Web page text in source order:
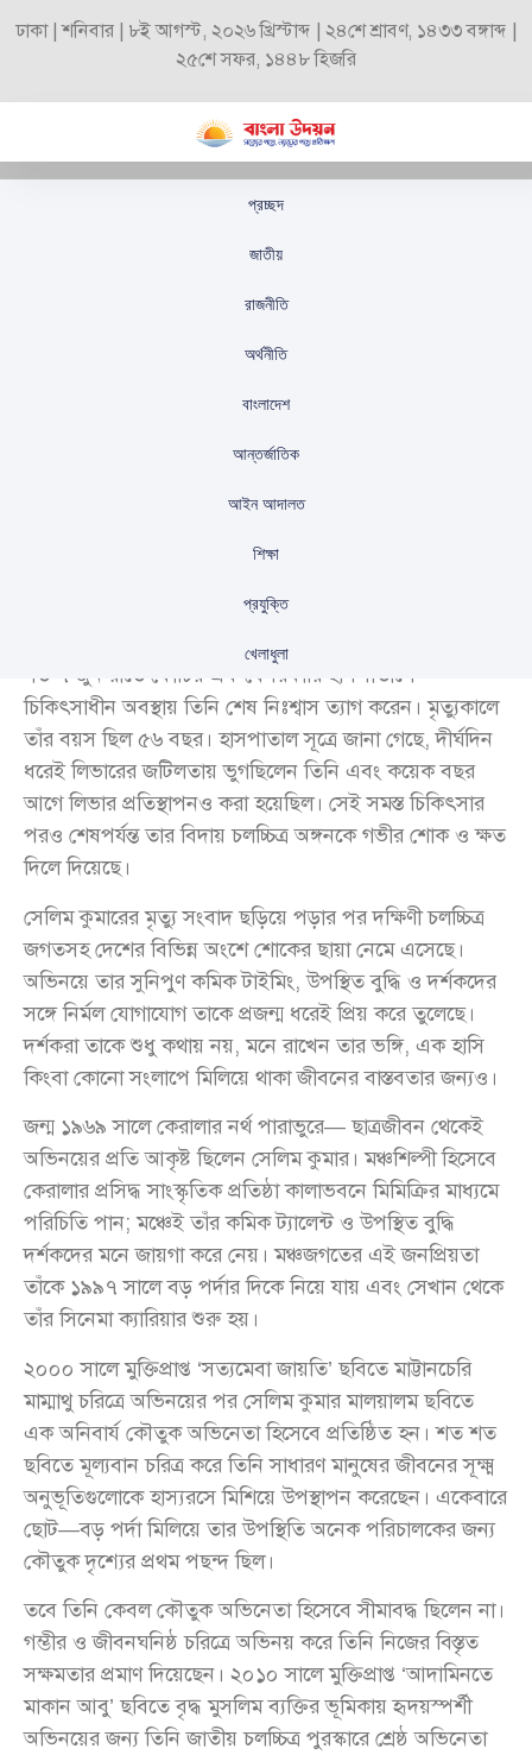
ঢাকা | শনিবার | ৮ই আগস্ট, ২০২৬ খ্রিস্টাব্দ | ২৪শে শ্রাবণ, ১৪৩৩ বঙ্গাব্দ |
২৫শে সফর, ১৪৪৮ হিজরি
প্রচ্ছদ
জাতীয়
রাজনীতি
অর্থনীতি
বাংলাদেশ
আন্তর্জাতিক
আইন আদালত
শিক্ষা
প্রযুক্তি
খেলাধুলা
মালয়ালম অভিনেতা ও ‘মিম
কিং’ সেলিম কুমার আর নেই
প্রকাশিতঃজুন ৭, ২০২৬
ভারতের জনপ্রিয় মালয়ালম অভিনেতা সেলিম কুমার আর নেই।
গত ৭ জুন রাতে কোচির এক বেসরকারি হাসপাতালে
চিকিৎসাধীন অবস্থায় তিনি শেষ নিঃশ্বাস ত্যাগ করেন। মৃত্যুকালে
তাঁর বয়স ছিল ৫৬ বছর। হাসপাতাল সূত্রে জানা গেছে, দীর্ঘদিন
ধরেই লিভারের জটিলতায় ভুগছিলেন তিনি এবং কয়েক বছর
আগে লিভার প্রতিস্থাপনও করা হয়েছিল। সেই সমস্ত চিকিৎসার
পরও শেষপর্যন্ত তার বিদায় চলচ্চিত্র অঙ্গনকে গভীর শোক ও ক্ষত
দিলে দিয়েছে।
সেলিম কুমারের মৃত্যু সংবাদ ছড়িয়ে পড়ার পর দক্ষিণী চলচ্চিত্র
জগতসহ দেশের বিভিন্ন অংশে শোকের ছায়া নেমে এসেছে।
অভিনয়ে তার সুনিপুণ কমিক টাইমিং, উপস্থিত বুদ্ধি ও দর্শকদের
সঙ্গে নির্মল যোগাযোগ তাকে প্রজন্ম ধরেই প্রিয় করে তুলেছে।
দর্শকরা তাকে শুধু কথায় নয়, মনে রাখেন তার ভঙ্গি, এক হাসি
কিংবা কোনো সংলাপে মিলিয়ে থাকা জীবনের বাস্তবতার জন্যও।
জন্ম ১৯৬৯ সালে কেরালার নর্থ পারাভুরে— ছাত্রজীবন থেকেই
অভিনয়ের প্রতি আকৃষ্ট ছিলেন সেলিম কুমার। মঞ্চশিল্পী হিসেবে
কেরালার প্রসিদ্ধ সাংস্কৃতিক প্রতিষ্ঠা কালাভবনে মিমিক্রির মাধ্যমে
পরিচিতি পান; মঞ্চেই তাঁর কমিক ট্যালেন্ট ও উপস্থিত বুদ্ধি
দর্শকদের মনে জায়গা করে নেয়। মঞ্চজগতের এই জনপ্রিয়তা
তাঁকে ১৯৯৭ সালে বড় পর্দার দিকে নিয়ে যায় এবং সেখান থেকে
তাঁর সিনেমা ক্যারিয়ার শুরু হয়।
২০০০ সালে মুক্তিপ্রাপ্ত ‘সত্যমেবা জায়তি’ ছবিতে মাট্টানচেরি
মাম্মাথু চরিত্রে অভিনয়ের পর সেলিম কুমার মালয়ালম ছবিতে
এক অনিবার্য কৌতুক অভিনেতা হিসেবে প্রতিষ্ঠিত হন। শত শত
ছবিতে মূল্যবান চরিত্র করে তিনি সাধারণ মানুষের জীবনের সূক্ষ্ম
অনুভূতিগুলোকে হাস্যরসে মিশিয়ে উপস্থাপন করেছেন। একেবারে
ছোট—বড় পর্দা মিলিয়ে তার উপস্থিতি অনেক পরিচালকের জন্য
কৌতুক দৃশ্যের প্রথম পছন্দ ছিল।
তবে তিনি কেবল কৌতুক অভিনেতা হিসেবে সীমাবদ্ধ ছিলেন না।
গম্ভীর ও জীবনঘনিষ্ঠ চরিত্রে অভিনয় করে তিনি নিজের বিস্তৃত
সক্ষমতার প্রমাণ দিয়েছেন। ২০১০ সালে মুক্তিপ্রাপ্ত ‘আদামিনতে
মাকান আবু’ ছবিতে বৃদ্ধ মুসলিম ব্যক্তির ভূমিকায় হৃদয়স্পর্শী
অভিনয়ের জন্য তিনি জাতীয় চলচ্চিত্র পুরস্কারে শ্রেষ্ঠ অভিনেতা